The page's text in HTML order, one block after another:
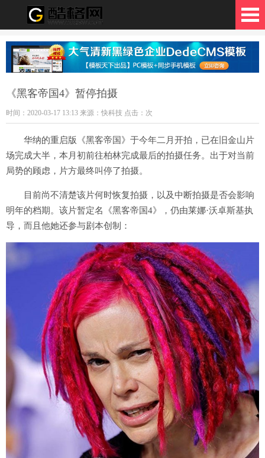
格网
《黑客帝国4》暂停拍摄
时间：2020-03-17 13:13 来源：快科技 点击： 次
华纳的重启版《黑客帝国》于今年二月开拍，已在旧金山片
场完成大半，本月初前往柏林完成最后的拍摄任务。出于对当前
局势的顾虑，片方最终叫停了拍摄。
目前尚不清楚该片何时恢复拍摄，以及中断拍摄是否会影响
明年的档期。该片暂定名《黑客帝国4》，仍由莱娜·沃卓斯基执
导，而且他她还参与剧本创制：